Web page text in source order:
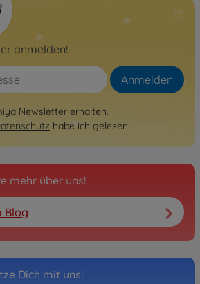
anmelden!
Anmelden
Newsletter erhalten.
habe ich gelesen.
mehr über uns!
Blog
Dich mit uns!